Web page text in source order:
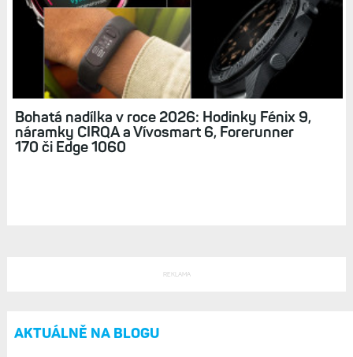
Bohatá nadílka v roce 2026: Hodinky Fénix 9,
náramky CIRQA a Vívosmart 6, Forerunner
170 či Edge 1060